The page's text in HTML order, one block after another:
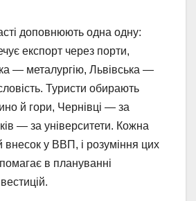
доповнюють одна одну:
експорт через порти,
— металургію, Львівська —
Туристи обирають
й гори, Чернівці — за
— за університети. Кожна
внесок у ВВП, і розуміння цих
в плануванні